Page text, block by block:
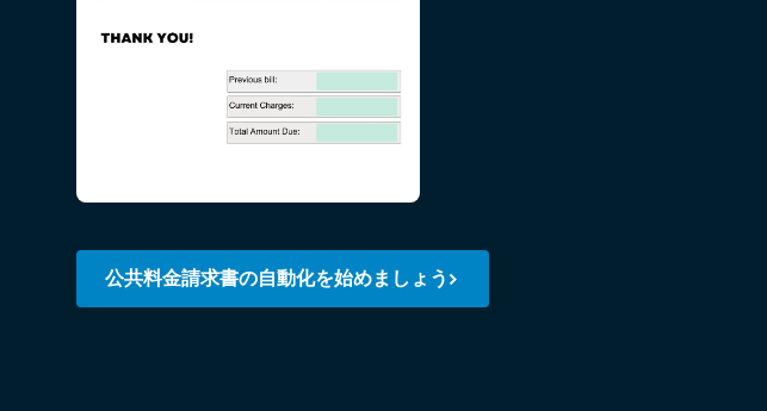
公共料金請求書の自動化を始めましょう